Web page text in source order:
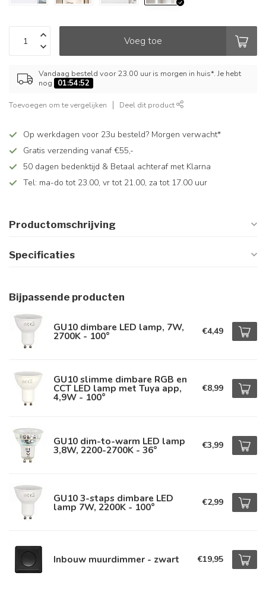
Voeg toe
Vandaag besteld voor 23.00 uur is morgen in huis*. Je hebt
nog
01:54:52
Toevoegen om te vergelijken Deel dit product
Op werkdagen voor 23u besteld? Morgen verwacht*
Gratis verzending vanaf €55,-
50 dagen bedenktijd & Betaal achteraf met Klarna
Tel: ma-do tot 23.00, vr tot 21.00, za tot 17.00 uur
Productomschrijving
Specificaties
Bijpassende producten
GU10 dimbare LED lamp, 7W,
2700K - 100° €4,49
GU10 slimme dimbare RGB en
CCT LED lamp met Tuya app,
4,9W - 100°
€8,99
GU10 dim-to-warm LED lamp
3,8W, 2200-2700K - 36° €3,99
GU10 3-staps dimbare LED
lamp 7W, 2200K - 100° €2,99
Inbouw muurdimmer - zwart €19,95